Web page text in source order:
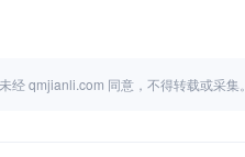
经 qmjianli.com 同意，不得转载或采集。